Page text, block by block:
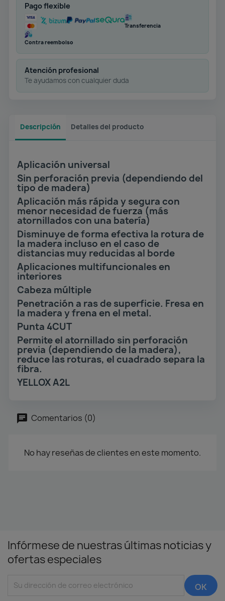
Pago flexible
Transferencia
Contra reembolso
Atención profesional
Te ayudamos con cualquier duda
Descripción Detalles del producto
Aplicación universal
Sin perforación previa (dependiendo del
tipo de madera)
Aplicación más rápida y segura con
menor necesidad de fuerza (más
atornillados con una batería)
Disminuye de forma efectiva la rotura de
la madera incluso en el caso de
distancias muy reducidas al borde
Aplicaciones multifuncionales en
interiores
Cabeza múltiple
Penetración a ras de superficie. Fresa en
la madera y frena en el metal.
Punta 4CUT
Permite el atornillado sin perforación
previa (dependiendo de la madera),
reduce las roturas, el cuadrado separa la
fibra.
YELLOX A2L
Comentarios (0)
No hay reseñas de clientes en este momento.
Infórmese de nuestras últimas noticias y
ofertas especiales